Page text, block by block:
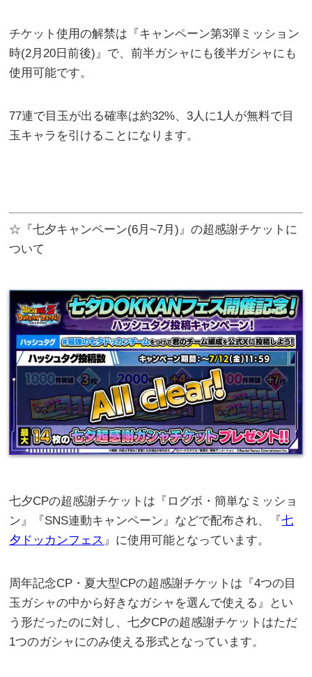
チケット使用の解禁は『キャンペーン第3弾ミッション
時(2月20日前後)』で、前半ガシャにも後半ガシャにも
使用可能です。
77連で目玉が出る確率は約32%、3人に1人が無料で目
玉キャラを引けることになります。
☆『七夕キャンペーン(6月~7月)』の超感謝チケットに
ついて
七夕CPの超感謝チケットは『ログボ・簡単なミッショ
ン』『SNS連動キャンペーン』などで配布され、『七
夕ドッカンフェス 』に使用可能となっています。
周年記念CP・夏大型CPの超感謝チケットは『4つの目
玉ガシャの中から好きなガシャを選んで使える』とい
う形だったのに対し、七夕CPの超感謝チケットはただ
1つのガシャにのみ使える形式となっています。